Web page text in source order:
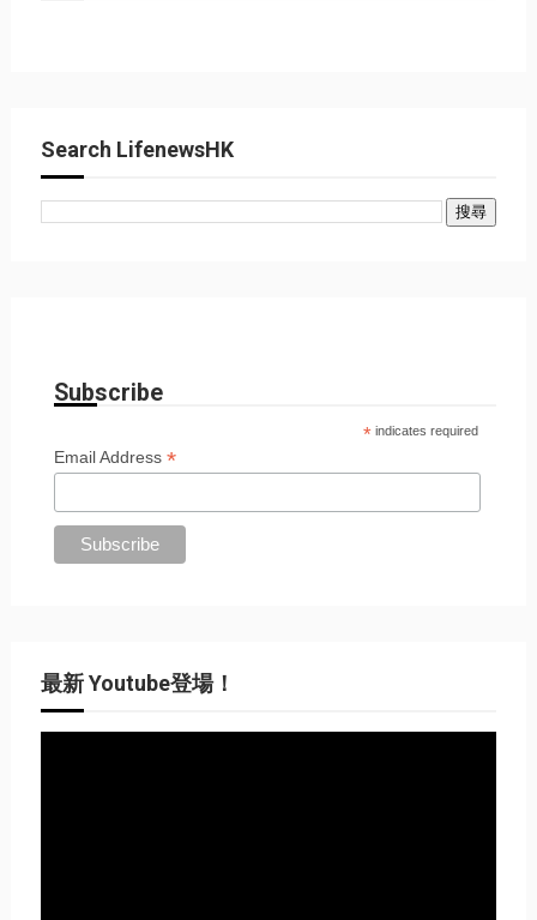
Search LifenewsHK
Subscribe
* indicates required
Email Address*
最新 Youtube登場！